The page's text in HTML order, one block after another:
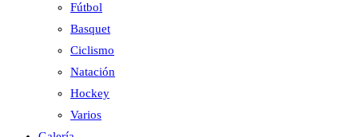
Fútbol
Basquet
Ciclismo
Natación
Hockey
Varios